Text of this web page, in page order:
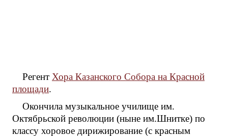
Регент Хора Казанского Собора на Красной
площади.
Окончила музыкальное училище им.
Октябрьской революции (ныне им.Шнитке) по
классу хоровое дирижирование (с красным